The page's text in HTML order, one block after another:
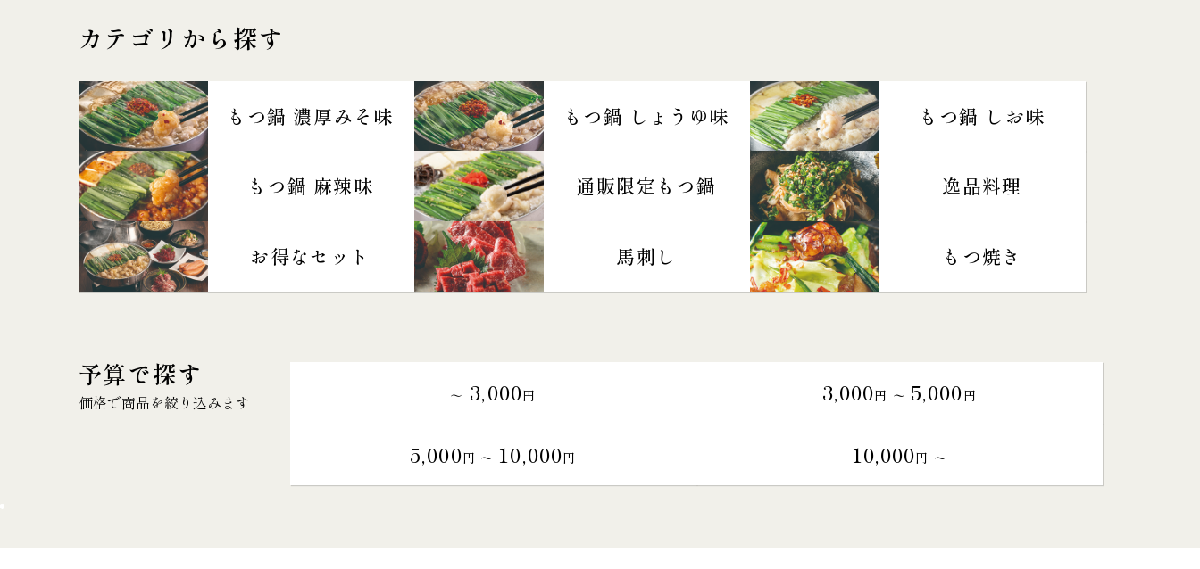
カテゴリから探す
もつ鍋 濃厚みそ味 もつ鍋 しょうゆ味 もつ鍋 しお味
もつ鍋 麻辣味 通販限定もつ鍋 逸品料理
お得なセット 馬刺し もつ焼き
予算で探す
価格で商品を絞り込みます ～ 3,000円 3,000円 〜 5,000円
5,000円 〜 10,000円 10,000円 〜